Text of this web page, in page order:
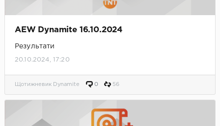
AEW Dynamite 16.10.2024
Результати
20.10.2024, 17:20
Щотижневик Dynamite 0 56